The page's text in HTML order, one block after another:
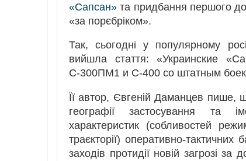
«Сапсан» та придбання першого
«за порєбріком».
Так, сьогодні у популярному
вийшла стаття: «Украинские
С-300ПМ1 и С-400 со штатным
Її автор, Євгеній Даманцев пише,
географії застосування та
характеристик (собливостей
траєкторії) оперативно-
заходів протидії новій загрозі за